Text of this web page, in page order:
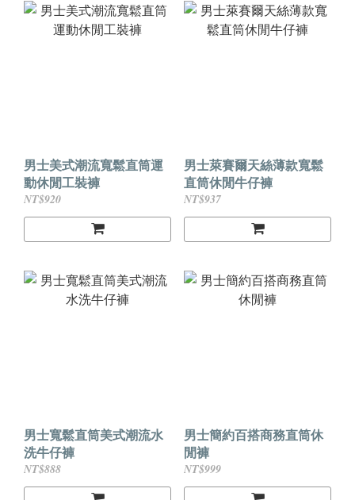
男士美式潮流寬鬆直筒運
動休閒工裝褲
NT$920
男士萊賽爾天絲薄款寬鬆
直筒休閒牛仔褲
NT$937
男士寬鬆直筒美式潮流水
洗牛仔褲
NT$888
男士簡約百搭商務直筒休
閒褲
NT$999